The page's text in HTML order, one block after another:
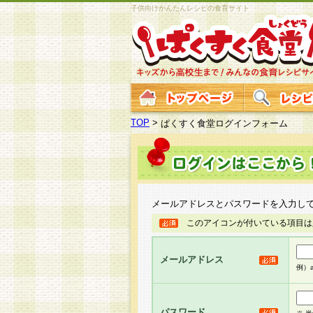
子供向けかんたんレシピの食育サイト
TOP >ぱくすく食堂ログインフォーム
メールアドレスとパスワードを入力し
このアイコンが付いている項目
メールアドレス
例）